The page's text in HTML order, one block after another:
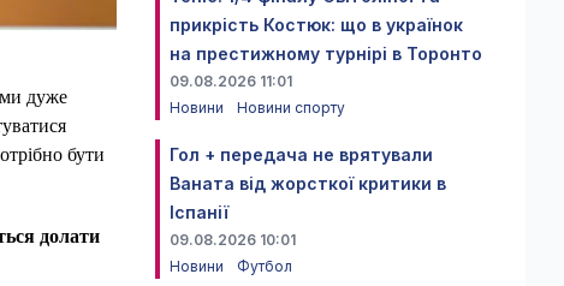
дуже
бути
долати
прикрість Костюк: що в українок
на престижному турнірі в Торонто
09.08.2026 11:01
Новини
Новини спорту
Гол + передача не врятували
Ваната від жорсткої критики в
Іспанії
09.08.2026 10:01
Новини
Футбол